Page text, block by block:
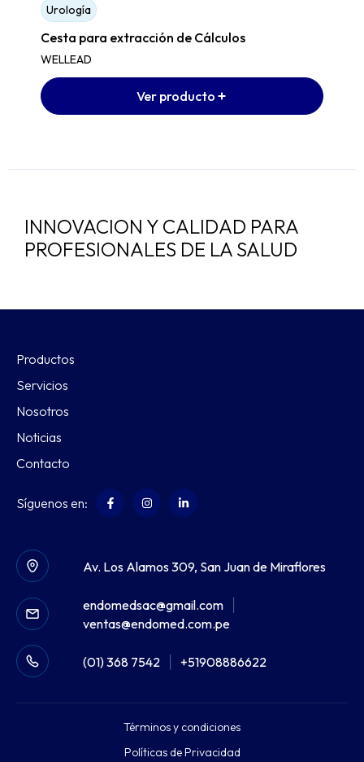
Urología
Cesta para extracción de Cálculos
WELLEAD
Ver producto
INNOVACION Y CALIDAD PARA
PROFESIONALES DE LA SALUD
Productos
Servicios
Nosotros
Noticias
Contacto
Av. Los Alamos 309, San Juan de Miraflores
endomedsac@gmail.com
ventas@endomed.com.pe
(01) 368 7542 +51908886622
Síguenos en:
Términos y condiciones
Políticas de Privacidad